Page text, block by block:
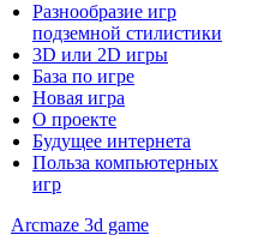
Разнообразие игр
подземной стилистики
3D или 2D игры
База по игре
Новая игра
О проекте
Будущее интернета
Польза компьютерных
игр
Arcmaze 3d game